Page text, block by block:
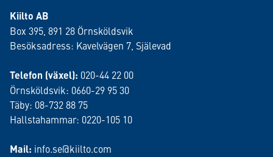
Kiilto AB
Box 395, 891 28 Örnsköldsvik
Besöksadress: Kavelvägen 7, Själevad
Telefon (växel): 020-44 22 00
Örnsköldsvik: 0660-29 95 30
Täby: 08-732 88 75
Hallstahammar: 0220-105 10
Mail: info.se@kiilto.com